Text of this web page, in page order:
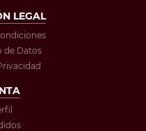
LEGAL
de Datos